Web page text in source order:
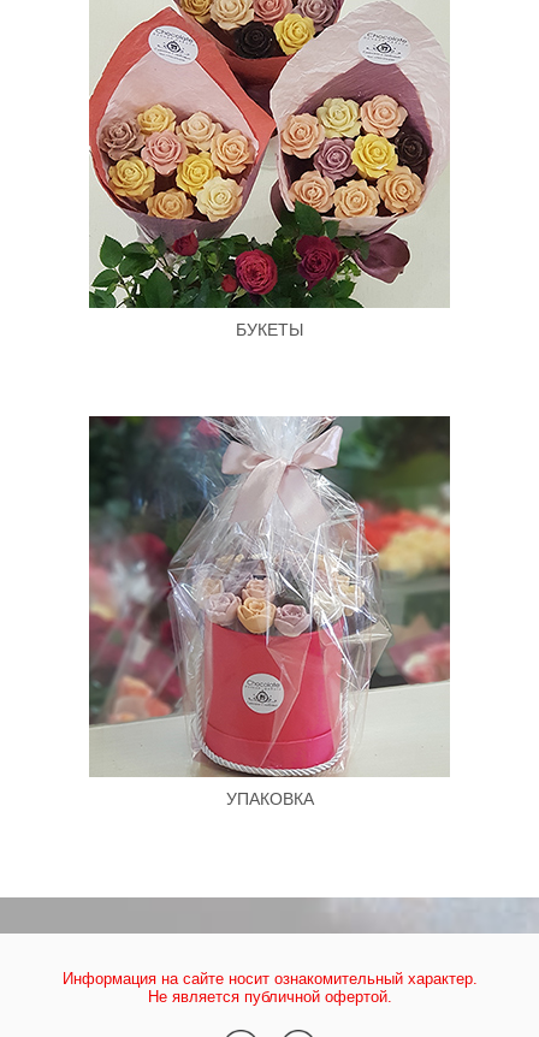
БУКЕТЫ
УПАКОВКА
Информация на сайте носит ознакомительный характер.
Не является публичной офертой.